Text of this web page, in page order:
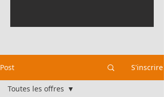
Post S'inscrire
Toutes les offres